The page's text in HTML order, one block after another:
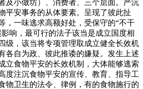
及小做坊）、消费者、三个层面。严沉
平安事务的从体要素。呈现了彼此扯
，一味逃求高额好处，受保守的“不干
响，最可行的法子该当是成立国度相
级，该当将专项管理取成立健全长效机
各自为政、彼此推诿的嫌疑。发生上述
立食物平安的长效机制，大体能够逃索
度注沉食物平安的宣传、教育、指导工
物卫生的法令、律例，有的食物施行的